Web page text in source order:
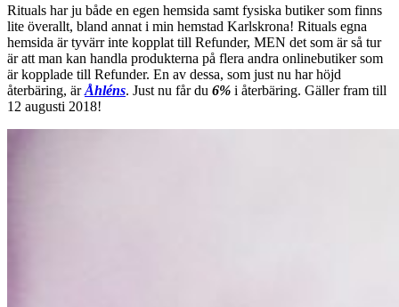
Rituals har ju både en egen hemsida samt fysiska butiker som finns
lite överallt, bland annat i min hemstad Karlskrona! Rituals egna
hemsida är tyvärr inte kopplat till Refunder, MEN det som är så tur
är att man kan handla produkterna på flera andra onlinebutiker som
är kopplade till Refunder. En av dessa, som just nu har höjd
återbäring, ärÅhléns. Just nu får du 6% i återbäring. Gäller fram till
12 augusti 2018!